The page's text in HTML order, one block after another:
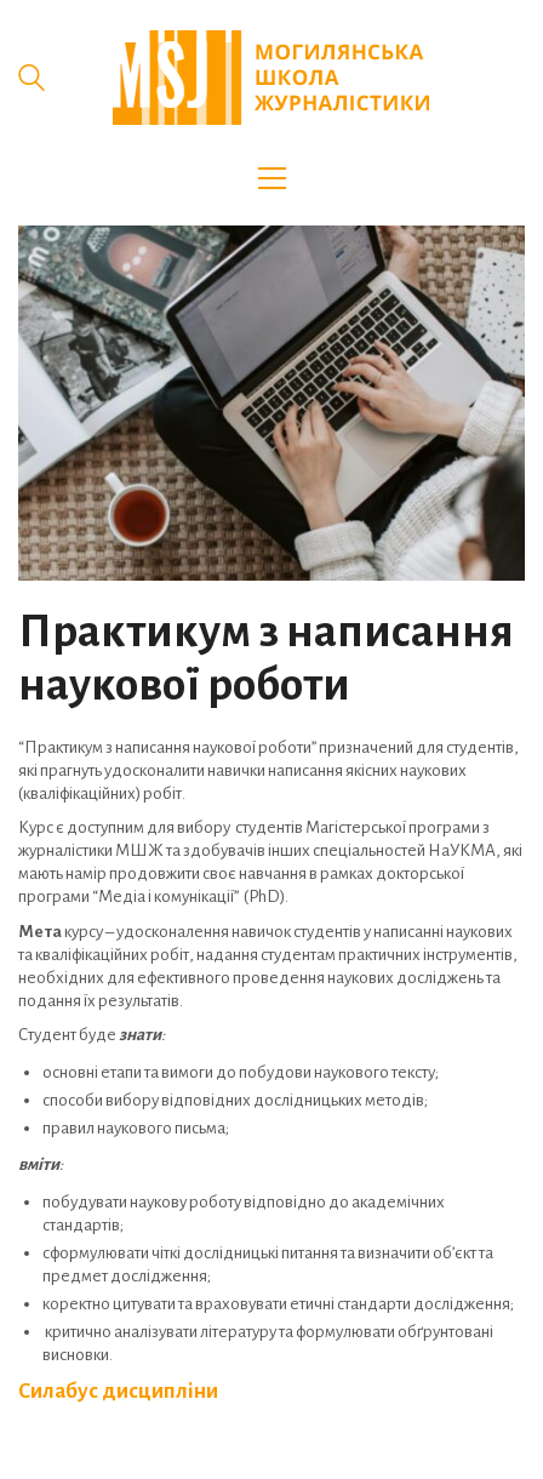
Практикум з написання
наукової роботи
“Практикум з написання наукової роботи” призначений для студентів,
які прагнуть удосконалити навички написання якісних наукових
(кваліфікаційних) робіт.
Курс є доступним для вибору студентів Магістерської програми з
журналістики МШЖ та здобувачів інших спеціальностей НаУКМА, які
мають намір продовжити своє навчання в рамках докторської
програми “Медіа і комунікації” (PhD).
Метакурсу – удосконалення навичок студентів у написанні наукових
та кваліфікаційних робіт, надання студентам практичних інструментів,
необхідних для ефективного проведення наукових досліджень та
подання їх результатів.
Студент буде знати:
основні етапи та вимоги до побудови наукового тексту;
способи вибору відповідних дослідницьких методів;
правил наукового письма;
вміти:
побудувати наукову роботу відповідно до академічних
стандартів;
сформулювати чіткі дослідницькі питання та визначити об’єкт та
предмет дослідження;
коректно цитувати та враховувати етичні стандарти дослідження;
критично аналізувати літературу та формулювати обґрунтовані
висновки.
Силабус дисципліни